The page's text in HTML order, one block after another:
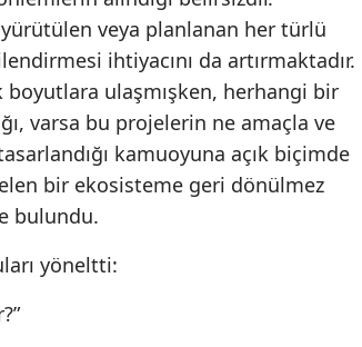
veya planlanan her türlü
ihtiyacını da artırmaktadır.
ulaşmışken, herhangi bir
varsa bu projelerin ne amaçla ve
kamuoyuna açık biçimde
bir ekosisteme geri dönülmez
bulundu.
yöneltti: